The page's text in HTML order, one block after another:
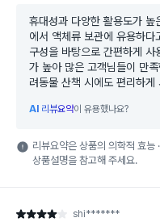
휴대성과 다양한 활용도가
에서 액체류 보관에 유용하
구성을 바탕으로 간편하게 사
가 높아 많은 고객님들이 만
려동물 산책 시에도 편리하
AI 리뷰요약이 유용했나요?
리뷰요약은 상품의 의학적 효능
상품설명을 참고해 주세요.
별점 4점 shi*******